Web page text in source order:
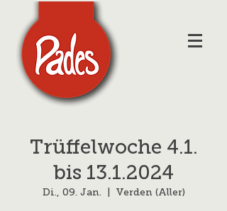
Trüffelwoche 4.1.
bis 13.1.2024
Di., 09. Jan. Verden (Aller)